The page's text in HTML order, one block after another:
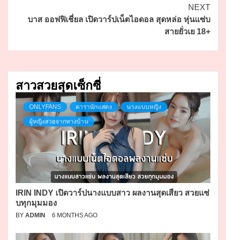
NEXT
บาส ออฟฟิเชี่ยล เปิดวาร์ปเน็ตไอดอล สุดหล่อ หุ่นแซ่บ
สายยั่วเย 18+
สาวสวยสุดเซ็กซี่
ONLYFANS ดารานักแสดง นางแบบหญิง
ผู้หญิงสวยจากทางบ้าน
IRIN INDY เปิดวาร์ปนางแบบสาว ผลงานสุดเสียว สวยแซ่
บทุกมุมมอง
BY ADMIN 6 MONTHS AGO